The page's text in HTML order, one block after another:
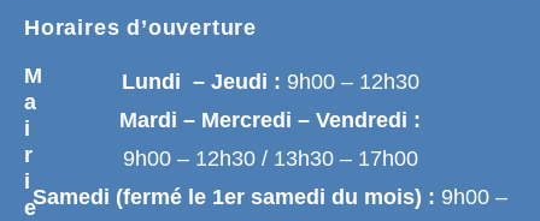
M
a
i
r
i
e
Horaires d’ouverture
Lundi – Jeudi : 9h00 – 12h30
Mardi – Mercredi – Vendredi :
9h00 – 12h30 / 13h30 – 17h00
Samedi (fermé le 1er samedi du mois) : 9h00 –